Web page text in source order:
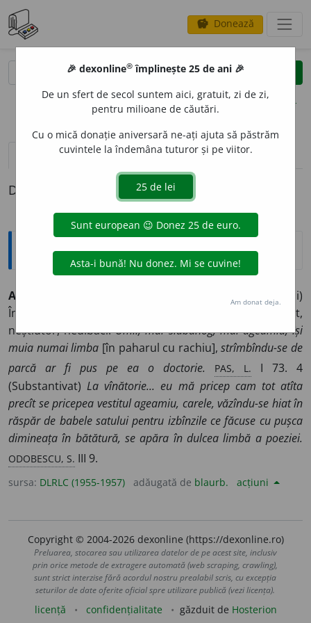
savings Donează
clear
opțiuni
definiții (1) pronunțievolume_up (3)
Definiția cu ID-ul 890513:
Explicative DEX
AGEAM
(Familiar, despre oameni)
Începător, novice, fără experiență, nepriceput, neiscusit,
neștiutor, nedibaci.Umil, mai slăbănog, mai ageamiu, își
muia numai limba [în paharul cu rachiu],strîmbîndu-se de
parcă ar fi pus pe ea o doctorie.
PAS, L. I 73. 4
(Substantivat)La vînătorie... eu mă pricep cam tot atîta
precît se pricepea vestitul ageamiu, carele, văzîndu-se hiat în
răspăr de babele satului pentru izbînzile ce făcuse cu pușca
dimineața în bătătură, se apăra în dulcea limbă a poeziei.
ODOBESCU, S. III 9.
sursa: DLRLC (1955-1957) adăugată de blaurb. acțiuni
Copyright © 2004-2026 dexonline (https://dexonline.ro)
Preluarea, stocarea sau utilizarea datelor de pe acest site, inclusiv
prin orice metode de extragere automată (web scraping, crawling),
sunt strict interzise fără acordul nostru prealabil scris, cu excepția
seturilor de date oferite oficial spre utilizare publică (vezi licența).
licență confidențialitate găzduit de Hosterion
🎉 dexonline® împlinește 25 de ani 🎉
De un sfert de secol suntem aici, gratuit, zi de zi,
pentru milioane de căutări.
Cu o mică donație aniversară ne-ați ajuta să păstrăm
cuvintele la îndemâna tuturor și pe viitor.
Am donat deja.